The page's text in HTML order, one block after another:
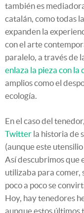
también es
catalán, como todas
expanden la
con el arte
paralelo, a través de
enlaza la pieza con la
amplios como el
ecología.
En el caso del
Twitter la historia de
(aunque este
Así descubrimos que
utilizaba para comer,
poco a poco se
Hoy, hay tenedores
aunque estos últimos